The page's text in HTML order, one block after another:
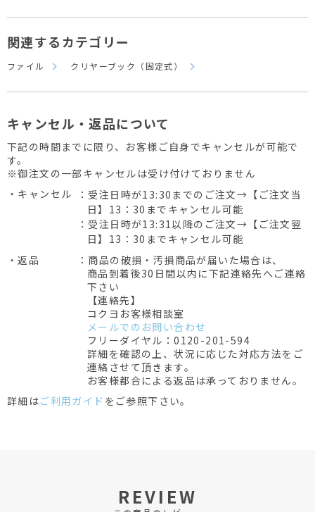
関連するカテゴリー
ファイル クリヤーブック（固定式）
キャンセル・返品について
下記の時間までに限り、お客様ご自身でキャンセルが可能で
す。
※御注文の一部キャンセルは受け付けておりません
・キャンセル
：受注日時が13:30までのご注文→【ご注文当
日】13：30までキャンセル可能
：受注日時が13:31以降のご注文→【ご注文翌
日】13：30までキャンセル可能
・返品
：商品の破損・汚損商品が届いた場合は、
商品到着後30日間以内に下記連絡先へご連絡
下さい
【連絡先】
コクヨお客様相談室
メールでのお問い合わせ
フリーダイヤル：0120-201-594
詳細を確認の上、状況に応じた対応方法をご
連絡させて頂きます。
お客様都合による返品は承っておりません。
詳細はご利用ガイド をご参照下さい。
REVIEW